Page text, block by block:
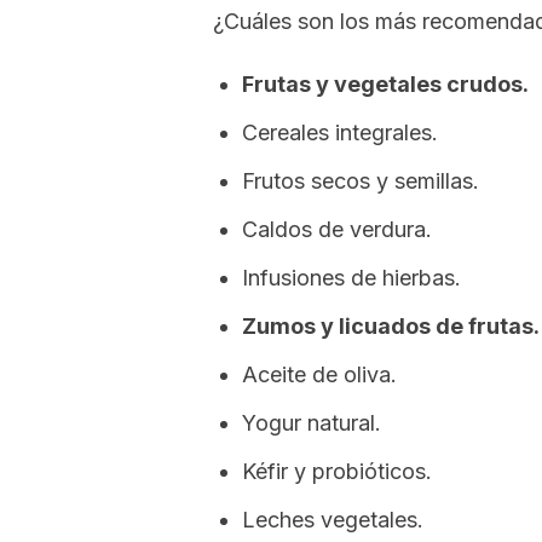
¿Cuáles son los más
Frutas y vegetales crudos.
Cereales integrales.
Frutos secos y semillas.
Caldos de verdura.
Infusiones de hierbas.
Zumos y licuados de frutas.
Aceite de oliva.
Yogur natural.
Kéfir y probióticos.
Leches vegetales.